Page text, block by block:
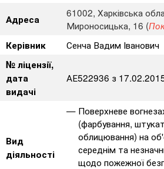
Адреса
61002, Харківська
Мироносицька, 16 (
Керівник
Сенча Вадим Іванович
№ ліцензії,
дата
видачі
АЕ522936 з
Вид
діяльності
Поверхневе
(фарбування,
облицювання) на
середнім та
щодо пожежної